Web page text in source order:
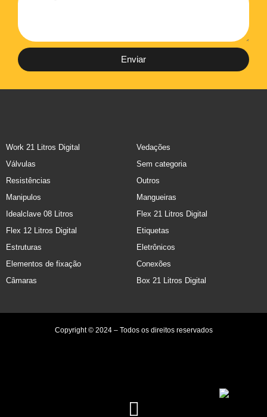
Enviar
Work 21 Litros Digital
Vedações
Válvulas
Sem categoria
Resistências
Outros
Manipulos
Mangueiras
Idealclave 08 Litros
Flex 21 Litros Digital
Flex 12 Litros Digital
Etiquetas
Estruturas
Eletrônicos
Elementos de fixação
Conexões
Câmaras
Box 21 Litros Digital
Copyright © 2024 – Todos os direitos reservados